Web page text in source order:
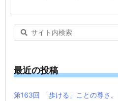
最近の投稿
第163回 「歩ける」ことの尊さ